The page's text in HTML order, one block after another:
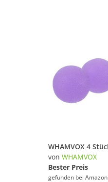
Turnen & Gymnastik
von WHAMVOX
Bester Preis
gefunden bei Amazon